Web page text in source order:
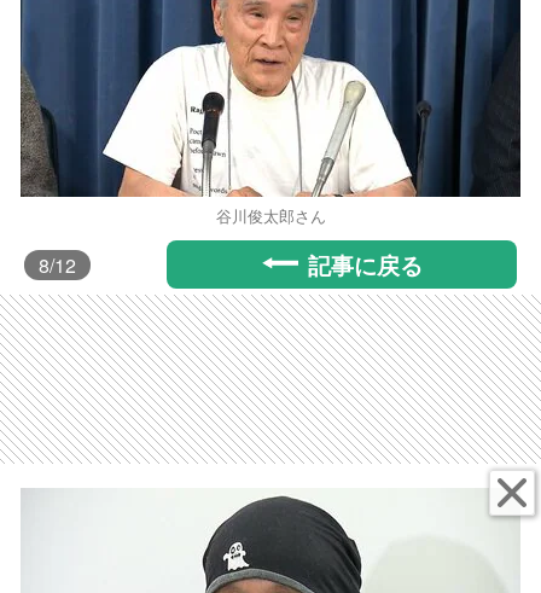
谷川俊太郎さん
8/12 記事に戻る